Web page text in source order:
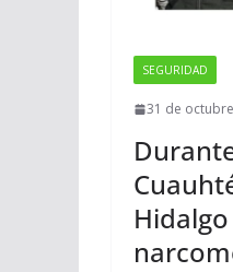
SEGURIDAD
31 de